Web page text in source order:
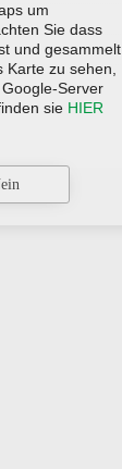
um
Sie dass
und gesammelt
zu sehen,
Server
sie HIER